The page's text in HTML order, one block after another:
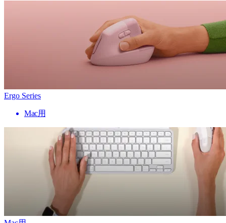
Ergo Series
Mac用